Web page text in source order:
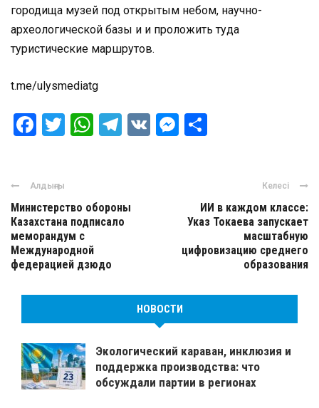
городища музей под открытым небом, научно-
археологической базы и и проложить туда
туристические маршрутов.
t.me/ulysmediatg
Facebook
Twitter
WhatsApp
Telegram
VK Messenger
Алдыңғы
Министерство обороны
Казахстана подписало
меморандум с
Международной
федерацией дзюдо
Келесі
ИИ в каждом классе:
Указ Токаева запускает
масштабную
цифровизацию среднего
образования
НОВОСТИ
Экологический караван, инклюзия и
поддержка производства: что
обсуждали партии в регионах